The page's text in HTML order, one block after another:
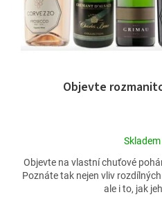
Objevte
je
Skladem
Objevte na vlastní chuťové
Poznáte tak nejen vliv
ale i to, jak